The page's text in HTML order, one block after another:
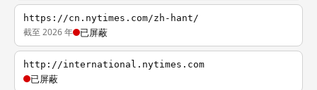
https://cn.nytimes.com/zh-hant/
截至 2026 年 已屏蔽
http://international.nytimes.com
已屏蔽